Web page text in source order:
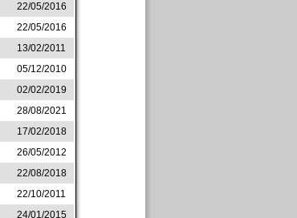
22/05/2016
22/05/2016
13/02/2011
05/12/2010
02/02/2019
28/08/2021
17/02/2018
26/05/2012
22/08/2018
22/10/2011
24/01/2015